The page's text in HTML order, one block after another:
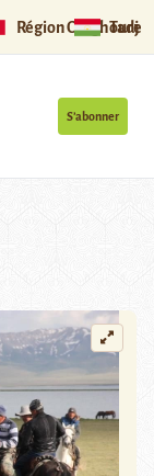
Région Ouïghoure
S’abonner